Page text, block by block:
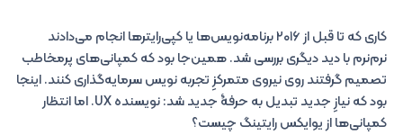
کاری که تا قبل از ۲۰۱۶ برنامه‌نویس‌ها یا کپی‌رایترها انجام می‌دادند
نرم‌نرم با دید دیگری بررسی شد. همین‌جا بود که کمپانی‌های پرمخاطب
تصمیم گرفتند روی نیروی متمرکزِ تجربه نویس سرمایه‌گذاری کنند. اینجا
بود که نیازِ جدید تبدیل به حرفۀ جدید شد: نویسنده UX. اما انتظار
کمپانی‌ها از یوایکس رایتینگ چیست؟